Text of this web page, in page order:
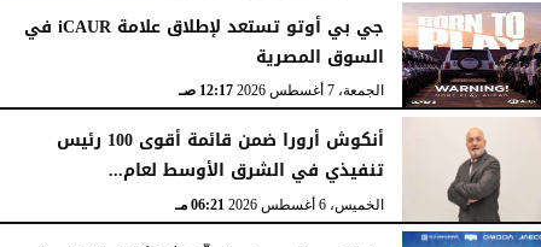
السبت، 8 أغسطس 2026 03:00 مـ
جي بي أوتو تستعد لإطلاق علامة iCAUR في
السوق المصرية
الجمعة، 7 أغسطس 2026 12:17 صـ
أنكوش أرورا ضمن قائمة أقوى 100 رئيس
تنفيذي في الشرق الأوسط لعام...
الخميس، 6 أغسطس 2026 06:21 مـ